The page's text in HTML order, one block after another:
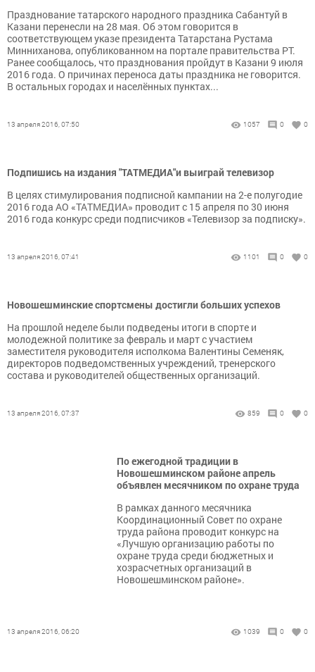
Празднование татарского народного праздника Сабантуй в
Казани перенесли на 28 мая. Об этом говорится в
соответствующем указе президента Татарстана Рустама
Минниханова, опубликованном на портале правительства РТ.
Ранее сообщалось, что празднования пройдут в Казани 9 июля
2016 года. О причинах переноса даты праздника не говорится.
В остальных городах и населённых пунктах...
13 апреля 2016, 07:50 1057 0 0
Подпишись на издания "ТАТМЕДИА"и выиграй телевизор
В целях стимулирования подписной кампании на 2-е полугодие
2016 года АО «ТАТМЕДИА» проводит с 15 апреля по 30 июня
2016 года конкурс среди подписчиков «Телевизор за подписку».
13 апреля 2016, 07:41 1101 0 0
Новошешминские спортсмены достигли больших успехов
На прошлой неделе были подведены итоги в спорте и
молодежной политике за февраль и март с участием
заместителя руководителя исполкома Валентины Семеняк,
директоров подведомственных учреждений, тренерского
состава и руководителей общественных организаций.
13 апреля 2016, 07:37 859 0 0
По ежегодной традиции в
Новошешминском районе апрель
объявлен месячником по охране труда
В рамках данного месячника
Координационный Совет по охране
труда района проводит конкурс на
«Лучшую организацию работы по
охране труда среди бюджетных и
хозрасчетных организаций в
Новошешминском районе».
13 апреля 2016, 06:20 1039 0 0